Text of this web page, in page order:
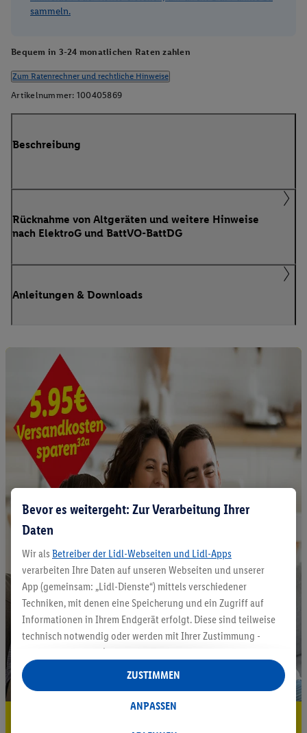
sammeln.
Bequem in 3-24 monatlichen Raten zahlen
Zum Ratenrechner und rechtliche Hinweise
Artikelnummer: 100405869
Beschreibung
Rücknahme von Altgeräten und weitere Hinweise
nach ElektroG und BattVO-BattDG
Anleitungen & Downloads
Bevor es weitergeht: Zur Verarbeitung Ihrer
Daten
Wir als Betreiber der Lidl-Webseiten und Lidl-Apps
verarbeiten Ihre Daten auf unseren Webseiten und unserer
App (gemeinsam: „Lidl-Dienste“) mittels verschiedener
Techniken, mit denen eine Speicherung und ein Zugriff auf
Informationen in Ihrem Endgerät erfolgt. Diese sind teilweise
technisch notwendig oder werden mit Ihrer Zustimmung -
auch durch Partner (u.a.
Verantwortliche; im Zusammenhang mit dem IAB TCF
insgesamt
Statistik-Erstellung oder für personalisierte Werbung
ANPASSEN
ZUSTIMMEN